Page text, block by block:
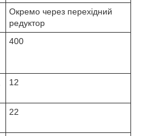
Окремо через перехідний
редуктор
400
12
22